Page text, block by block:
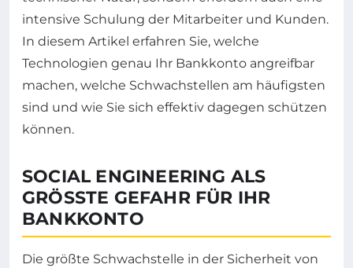
intensive Schulung der Mitarbeiter und Kunden.
In diesem Artikel erfahren Sie, welche
Technologien genau Ihr Bankkonto angreifbar
machen, welche Schwachstellen am häufigsten
sind und wie Sie sich effektiv dagegen schützen
können.
SOCIAL ENGINEERING ALS
GRÖSSTE GEFAHR FÜR IHR B
ANKKONTO
Die größte Schwachstelle in der Sicherheit von